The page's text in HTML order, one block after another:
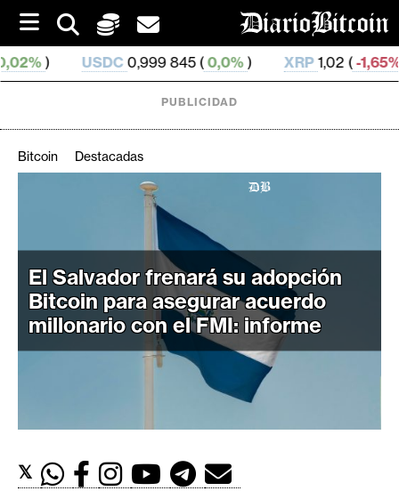
i
p
t
o
0,999 845 (0,0%) XRP1,02 ( -1,65%) SOL
i
p
t
o
M
e
o
PUBLICIDAD
Bitcoin Destacadas
El Salvador frenará su adopción
Bitcoin para asegurar acuerdo
millonario con el FMI: informe
𝕏